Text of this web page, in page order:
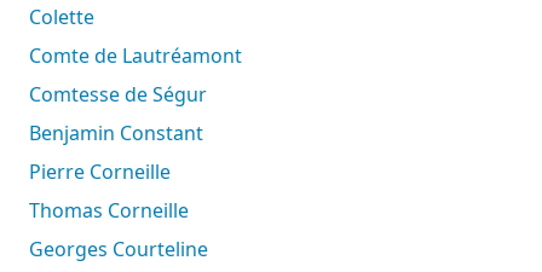
Colette
Comte de Lautréamont
Comtesse de Ségur
Benjamin Constant
Pierre Corneille
Thomas Corneille
Georges Courteline